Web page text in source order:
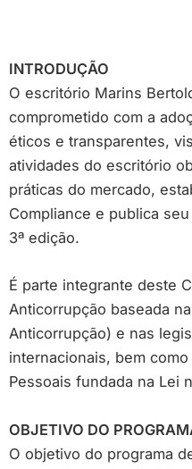
INTRODUÇÃO
O escritório Marins
comprometido com a
éticos e transparentes,
atividades do escritório
práticas do mercado,
Compliance e publica
3ª edição.
É parte integrante deste
Anticorrupção baseada
Anticorrupção) e nas
internacionais, bem
Pessoais fundada na Lei
OBJETIVO DO
O objetivo do programa